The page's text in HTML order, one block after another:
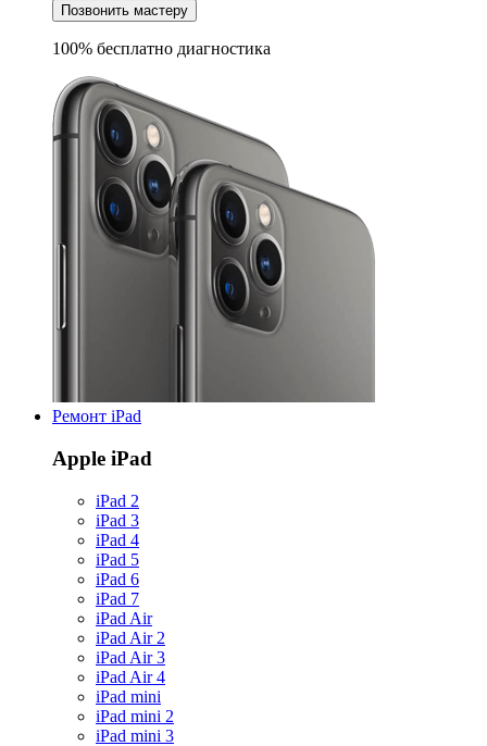
Позвонить мастеру
100% бесплатно диагностика
Ремонт iPad
Apple iPad
iPad 2
iPad 3
iPad 4
iPad 5
iPad 6
iPad 7
iPad Air
iPad Air 2
iPad Air 3
iPad Air 4
iPad mini
iPad mini 2
iPad mini 3